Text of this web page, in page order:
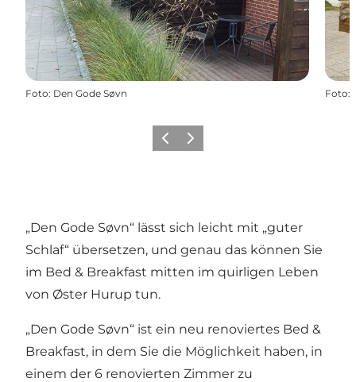
Foto: Den Gode Søvn Foto:
ZurückWeiter
„Den Gode Søvn“ lässt sich leicht mit „guter
Schlaf“ übersetzen, und genau das können Sie
im Bed & Breakfast mitten im quirligen Leben
von Øster Hurup tun.
„Den Gode Søvn“ ist ein neu renoviertes Bed &
Breakfast, in dem Sie die Möglichkeit haben, in
einem der 6 renovierten Zimmer zu